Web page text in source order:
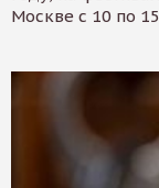
Москве с 10 по